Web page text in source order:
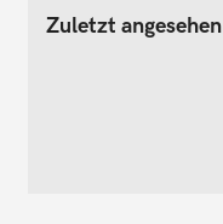
Zuletzt angesehen